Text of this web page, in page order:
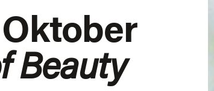
Beauty